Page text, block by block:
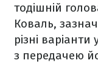
тодішній
Коваль,
різні
з передачею